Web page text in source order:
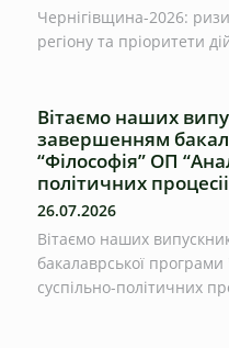
Чернігівщина-2026:
регіону та пріоритети
Вітаємо наших
завершенням
“Філософія” ОП
політичних
26.07.2026
Вітаємо наших
бакалаврської
суспільно-політичних